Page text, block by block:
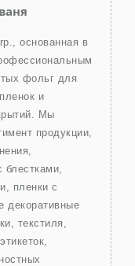
основанная в
фольг для
и
Мы
продукции,
блестками,
пленки с
декоративные
текстиля,